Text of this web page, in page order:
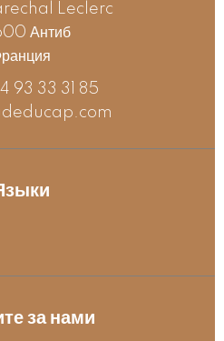
Leclerc
Антиб
93 33 31 85
за нами